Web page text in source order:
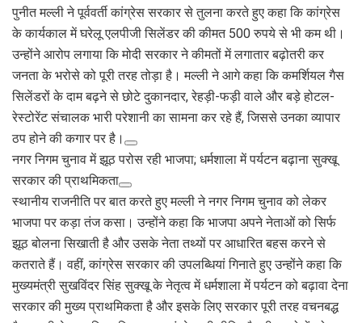
पुनीत मल्ली ने पूर्ववर्ती कांग्रेस सरकार से तुलना करते हुए कहा कि कांग्रेस
के कार्यकाल में घरेलू एलपीजी सिलेंडर की कीमत 500 रुपये से भी कम थी।
उन्होंने आरोप लगाया कि मोदी सरकार ने कीमतों में लगातार बढ़ोतरी कर
जनता के भरोसे को पूरी तरह तोड़ा है। मल्ली ने आगे कहा कि कमर्शियल गैस
सिलेंडरों के दाम बढ़ने से छोटे दुकानदार, रेहड़ी-फड़ी वाले और बड़े होटल-
रेस्टोरेंट संचालक भारी परेशानी का सामना कर रहे हैं, जिससे उनका व्यापार
ठप होने की कगार पर है।
नगर निगम चुनाव में झूठ परोस रही भाजपा; धर्मशाला में पर्यटन बढ़ाना सुक्खू
सरकार की प्राथमिकता
स्थानीय राजनीति पर बात करते हुए मल्ली ने नगर निगम चुनाव को लेकर
भाजपा पर कड़ा तंज कसा। उन्होंने कहा कि भाजपा अपने नेताओं को सिर्फ
झूठ बोलना सिखाती है और उसके नेता तथ्यों पर आधारित बहस करने से
कतराते हैं। वहीं, कांग्रेस सरकार की उपलब्धियां गिनाते हुए उन्होंने कहा कि
मुख्यमंत्री सुखविंदर सिंह सुक्खू के नेतृत्व में धर्मशाला में पर्यटन को बढ़ावा देना
सरकार की मुख्य प्राथमिकता है और इसके लिए सरकार पूरी तरह वचनबद्ध